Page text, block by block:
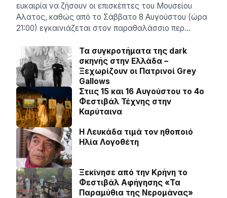
ευκαιρία να ζήσουν οι επισκέπτες του Μουσείου
Αλατος, καθώς από το Σάββατο 8 Αυγούστου (ώρα
21:00) εγκαινιάζεται στον παραθαλάσσιο περ…
Τα συγκροτήματα της dark
σκηνής στην Ελλάδα –
Ξεχωρίζουν οι Πατρινοί Grey
Gallows
Στιις 15 και 16 Αυγούστου το 4ο
Φεστιβάλ Τέχνης στην
Καρύταινα
Η Λευκάδα τιμά τον ηθοποιό
Ηλία Λογοθέτη
Ξεκίνησε από την Κρήνη το
Φεστιβάλ Αφήγησης «Τα
Παραμύθια της Νερομάνας»